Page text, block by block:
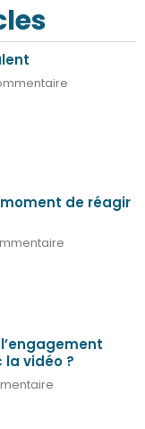
de réagir
vidéo ?